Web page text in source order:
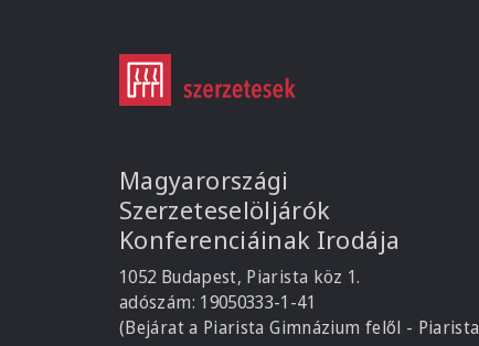
Magyarországi
Szerzeteselöljárók
Konferenciáinak Irodája
1052 Budapest, Piarista köz 1.
adószám: 19050333-1-41
(Bejárat a Piarista Gimnázium felől - Piarista